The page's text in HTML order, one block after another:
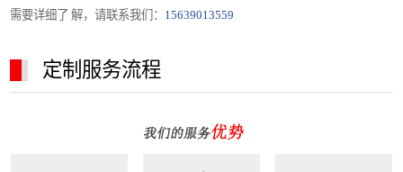
需要详细了 解，请联系我们： 15639013559
定制服务流程